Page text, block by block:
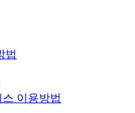
법
이용방법